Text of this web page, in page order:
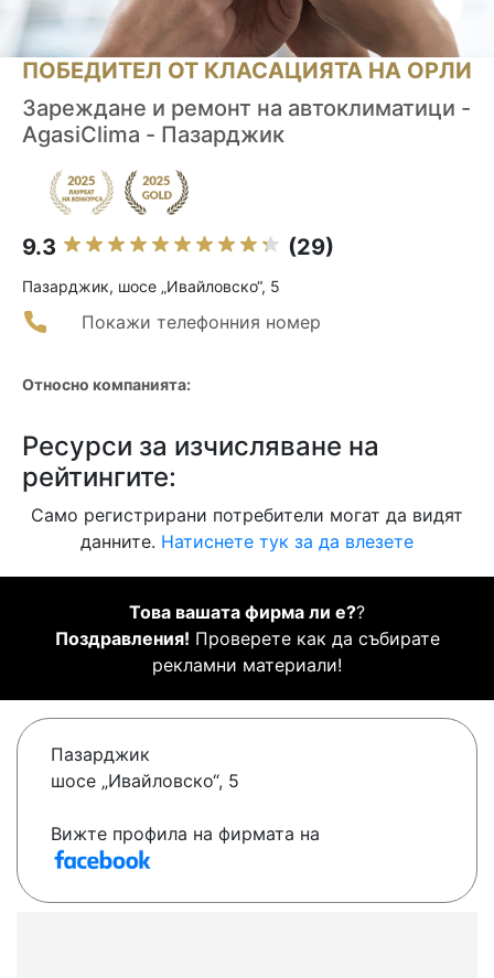
ПОБЕДИТЕЛ ОТ КЛАСАЦИЯТА НА ОРЛИ
Зареждане и ремонт на автоклиматици -
AgasiClima - Пазарджик
9.3 (29)
Пазарджик, шосе „Ивайловско“, 5
Покажи телефонния номер
Относно компанията:
Ресурси за изчисляване на
рейтингите:
Само регистрирани потребители могат да видят
данните. Натиснете тук за да влезете
Това вашата фирма ли е??
Поздравления! Проверете как да събирате
рекламни материали!
Пазарджик
шосе „Ивайловско“, 5
Вижте профила на фирмата на